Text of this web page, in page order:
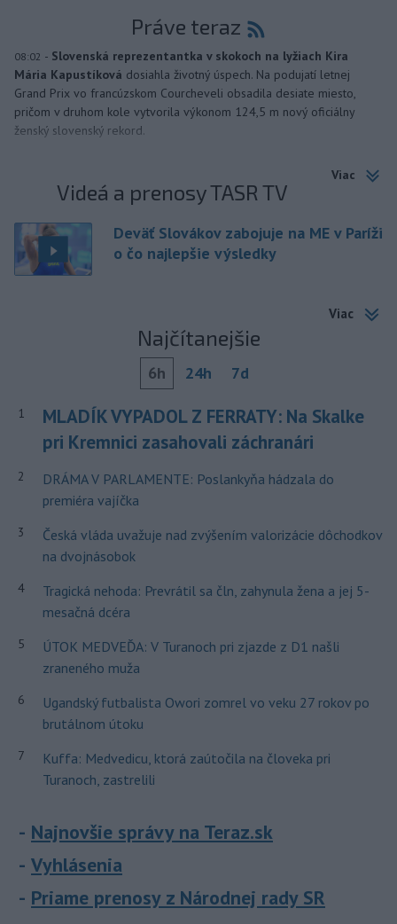
Práve teraz
08:02 - Slovenská reprezentantka v skokoch na lyžiach Kira
Mária Kapustíková dosiahla životný úspech. Na podujatí letnej
Grand Prix vo francúzskom Courcheveli obsadila desiate miesto,
pričom v druhom kole vytvorila výkonom 124,5 m nový oficiálny
ženský slovenský rekord.
Viac
Videá a prenosy TASR TV
Deväť Slovákov zabojuje na ME v Paríži
o čo najlepšie výsledky
Viac
Najčítanejšie
6h 24h 7d
1
MLADÍK VYPADOL Z FERRATY: Na Skalke
pri Kremnici zasahovali záchranári
2
DRÁMA V PARLAMENTE: Poslankyňa hádzala do
premiéra vajíčka
3
Česká vláda uvažuje nad zvýšením valorizácie dôchodkov
na dvojnásobok
4
Tragická nehoda: Prevrátil sa čln, zahynula žena a jej 5-
mesačná dcéra
5
ÚTOK MEDVEĎA: V Turanoch pri zjazde z D1 našli
zraneného muža
6
Ugandský futbalista Owori zomrel vo veku 27 rokov po
brutálnom útoku
7
Kuffa: Medvedicu, ktorá zaútočila na človeka pri
Turanoch, zastrelili
Najnovšie správy na Teraz.sk
Vyhlásenia
Priame prenosy z Národnej rady SR